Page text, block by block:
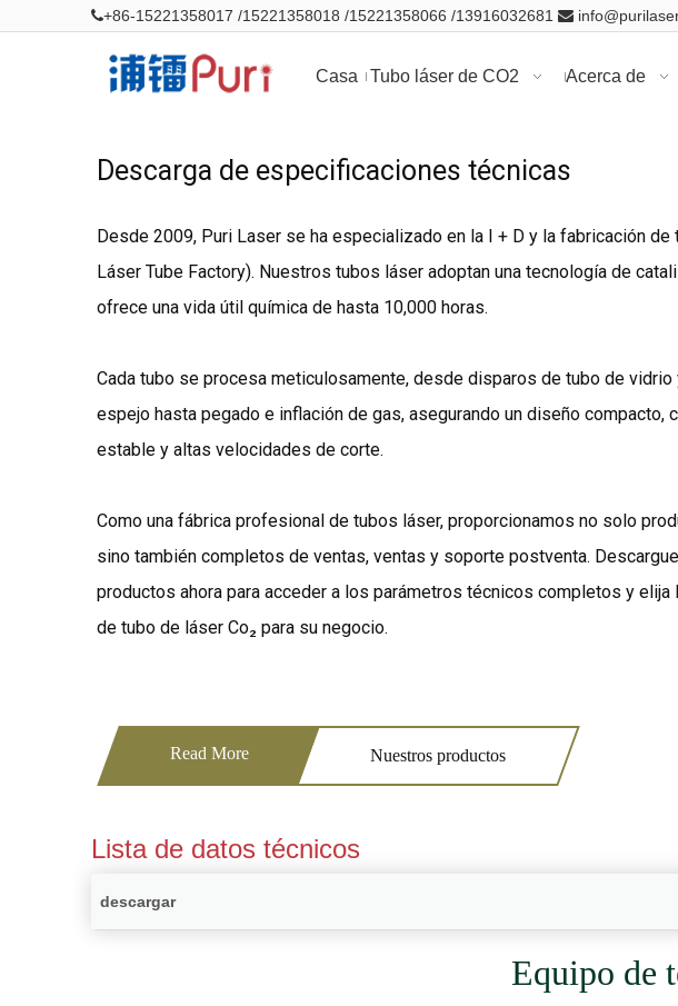
+86-15221358017 /15221358018 /15221358066 /13916032681 
Casa Tubo láser de CO2 Acerca de
Descarga de especificaciones técnicas
Desde 2009, Puri Laser se ha especializado en la I + D y la fabricación de
Láser Tube Factory). Nuestros tubos láser adoptan una tecnología de
ofrece una vida útil química de hasta 10,000 horas.
Cada tubo se procesa meticulosamente, desde disparos de tubo de vidrio
espejo hasta pegado e inflación de gas, asegurando un diseño compacto,
estable y altas velocidades de corte.
Como una fábrica profesional de tubos láser, proporcionamos no solo
sino también completos de ventas, ventas y soporte postventa.
productos ahora para acceder a los parámetros técnicos completos y
de tubo de láser Co₂ para su negocio.
Read More Nuestros productos
Lista de datos técnicos
descargar
Equipo de